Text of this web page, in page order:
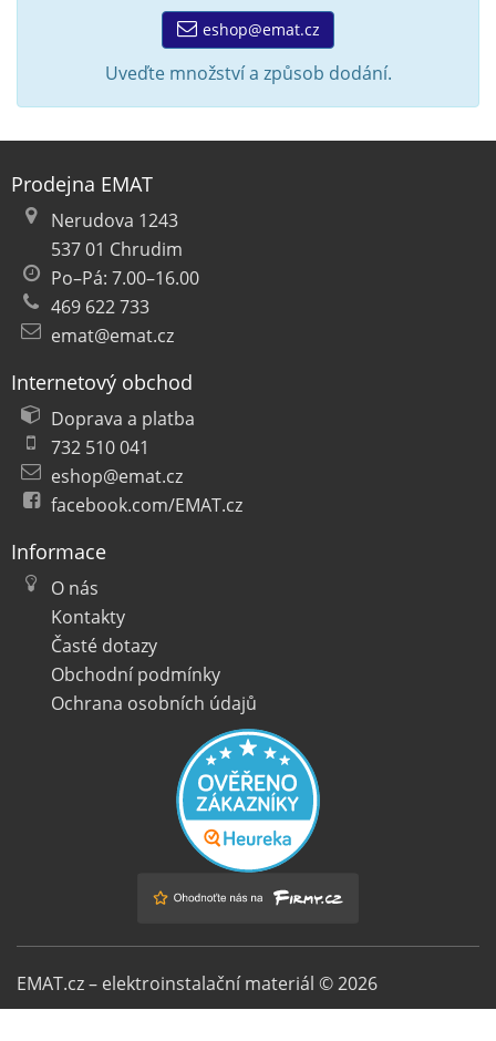
eshop@emat.cz
Uveďte množství a způsob dodání.
Prodejna EMAT
Nerudova 1243
537 01 Chrudim
Po–Pá: 7.00–16.00
469 622 733
emat@emat.cz
Internetový obchod
Doprava a platba
732 510 041
eshop@emat.cz
facebook.com/EMAT.cz
Informace
O nás
Kontakty
Časté dotazy
Obchodní podmínky
Ochrana osobních údajů
EMAT.cz – elektroinstalační materiál © 2026